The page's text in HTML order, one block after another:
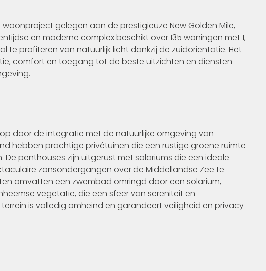
gelegen aan de prestigieuze New Golden Mile,
en moderne complex beschikt over 135 woningen met 1,
te profiteren van natuurlijk licht dankzij de zuidoriëntatie. Het
comfort en toegang tot de beste uitzichten en diensten
door de integratie met de natuurlijke omgeving van
hebben prachtige privétuinen die een rustige groene ruimte
penthouses zijn uitgerust met solariums die een ideale
zonsondergangen over de Middellandse Zee te
omvatten een zwembad omringd door een solarium,
vegetatie, die een sfeer van sereniteit en
is volledig omheind en garandeert veiligheid en privacy